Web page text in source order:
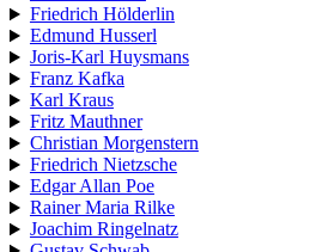
Friedrich Hölderlin
Edmund Husserl
Joris-Karl Huysmans
Franz Kafka
Karl Kraus
Fritz Mauthner
Christian Morgenstern
Friedrich Nietzsche
Edgar Allan Poe
Rainer Maria Rilke
Joachim Ringelnatz